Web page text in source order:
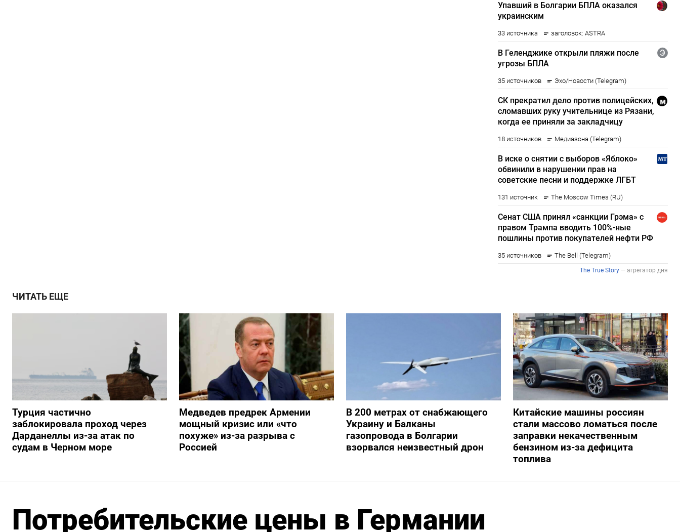
ЧИТАТЬ ЕЩЕ
Турция частично
заблокировала проход через
Дарданеллы из-за атак по
судам в Черном море
Медведев предрек Армении
мощный кризис или «что
похуже» из-за разрыва с
Россией
В 200 метрах от снабжающего
Украину и Балканы
газопровода в Болгарии
взорвался неизвестный дрон
Китайские машины россиян
стали массово ломаться после
заправки некачественным
бензином из-за дефицита
топлива
Потребительские цены в Германии